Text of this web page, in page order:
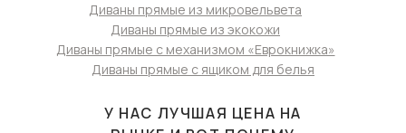
Диваны прямые из микровельвета
Диваны прямые из экокожи
Диваны прямые с механизмом «Еврокнижка»
Диваны прямые с ящиком для белья
У НАС ЛУЧШАЯ ЦЕНА НА